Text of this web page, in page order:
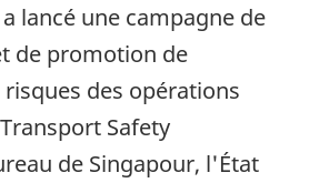
lancé une campagne de
de promotion de
des opérations
Safety
de Singapour, l'État